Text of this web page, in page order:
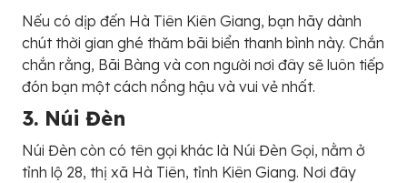
Nếu có dịp đến Hà Tiên Kiên Giang, bạn hãy dành
chút thời gian ghé thăm bãi biển thanh bình này. Chắn
chắn rằng, Bãi Bàng và con người nơi đây sẽ luôn tiếp
đón bạn một cách nồng hậu và vui vẻ nhất.
3. Núi Đèn
Núi Đèn còn có tên gọi khác là Núi Đèn Gọi, nằm ở
tỉnh lộ 28, thị xã Hà Tiên, tỉnh Kiên Giang. Nơi đây